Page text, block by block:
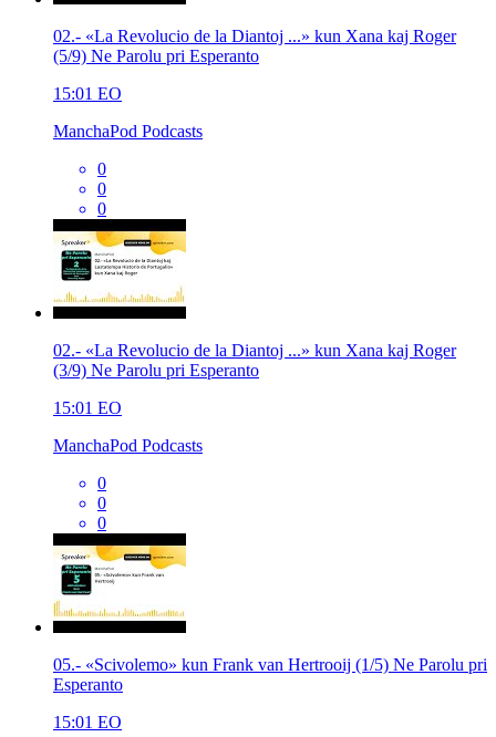
02.- «La Revolucio de la Diantoj ...» kun Xana kaj Roger
(5/9) Ne Parolu pri Esperanto
15:01 EO
ManchaPod Podcasts
0
0
0
02.- «La Revolucio de la Diantoj ...» kun Xana kaj Roger
(3/9) Ne Parolu pri Esperanto
15:01 EO
ManchaPod Podcasts
0
0
0
05.- «Scivolemo» kun Frank van Hertrooij (1/5) Ne Parolu pri
Esperanto
15:01 EO